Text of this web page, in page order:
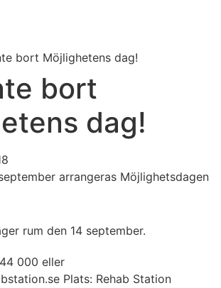
bort Möjlighetens dag!
bort
dag!
arrangeras Möjlighetsdagen
rum den 14 september.
000 eller
Plats: Rehab Station